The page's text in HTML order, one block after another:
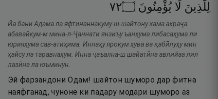
لِلَّذِينَ لَا يُؤْمِنُونَ ۝٢٧
Йа бани Адама ла яфтинаннакуму-ш-шайтону кама ахраҷа
абавайкум-м мина-л-Ҷаннати янзиъу ъанҳума либасаҳума ли
юрияҳума сав-атиҳима. Иннаҳу ярокум ҳува ва қабӣлуҳу мин
ҳайсу ла таравнаҳум. Инна ҷаъална-ш шайатӣна авлийаа лил
лазӣна ла юъминун.
Эй фарзандони Одам! шайтон шуморо дар фитна
наяфганад, чуноне ки падару модари шуморо аз